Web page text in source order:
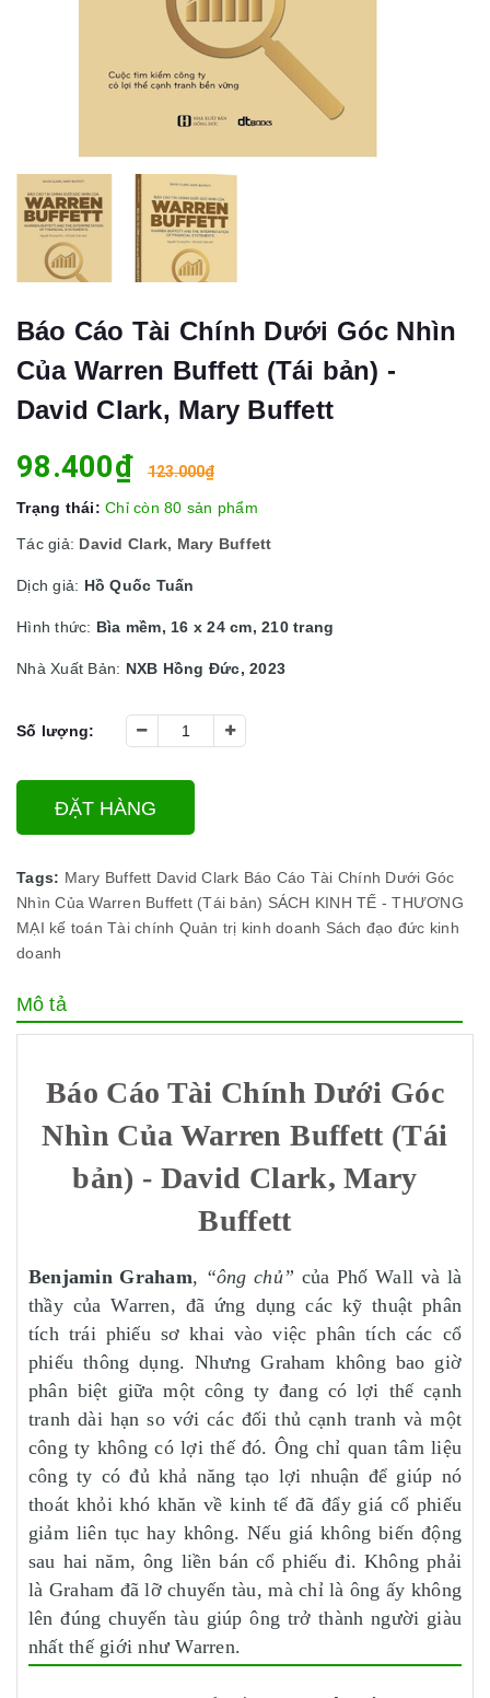
Báo Cáo Tài Chính Dưới Góc Nhìn
Của Warren Buffett (Tái bản) -
David Clark, Mary Buffett
98.400₫ 123.000₫
Trạng thái: Chỉ còn 80 sản phẩm
Tác giả: David Clark, Mary Buffett
Dịch giả: Hồ Quốc Tuấn
Hình thức: Bìa mềm, 16 x 24 cm, 210 trang
Nhà Xuất Bản: NXB Hồng Đức, 2023
Số lượng:
ĐẶT HÀNG
Tags: Mary Buffett David Clark Báo Cáo Tài Chính Dưới Góc
Nhìn Của Warren Buffett (Tái bản) SÁCH KINH TẾ - THƯƠNG
MẠI kế toán Tài chính Quản trị kinh doanh Sách đạo đức kinh
doanh
Mô tả
Báo Cáo Tài Chính Dưới Góc
Nhìn Của Warren Buffett (Tái
bản) - David Clark, Mary
Buffett
Benjamin Graham, “ông chủ” của Phố Wall và là
thầy của Warren, đã ứng dụng các kỹ thuật phân
tích trái phiếu sơ khai vào việc phân tích các cổ
phiếu thông dụng. Nhưng Graham không bao giờ
phân biệt giữa một công ty đang có lợi thế cạnh
tranh dài hạn so với các đối thủ cạnh tranh và một
công ty không có lợi thế đó. Ông chỉ quan tâm liệu
công ty có đủ khả năng tạo lợi nhuận để giúp nó
thoát khỏi khó khăn về kinh tế đã đẩy giá cổ phiếu
giảm liên tục hay không. Nếu giá không biến động
sau hai năm, ông liền bán cổ phiếu đi. Không phải
là Graham đã lỡ chuyến tàu, mà chỉ là ông ấy không
lên đúng chuyến tàu giúp ông trở thành người giàu
nhất thế giới như Warren.